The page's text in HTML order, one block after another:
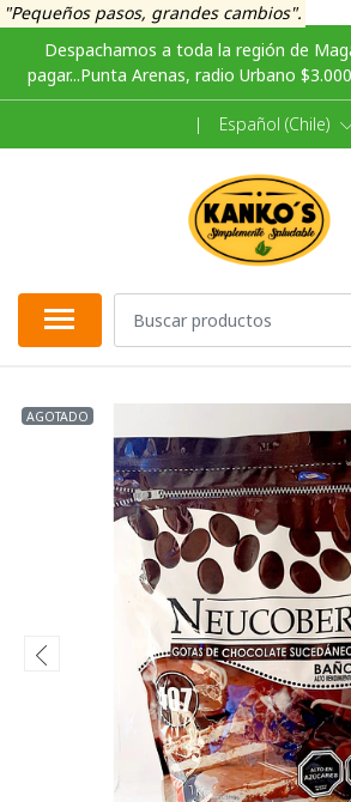
"Pequeños pasos, grandes cambios".
Despachamos a toda la región de
pagar...Punta Arenas, radio Urbano
| Español (Chile)
AGOTADO